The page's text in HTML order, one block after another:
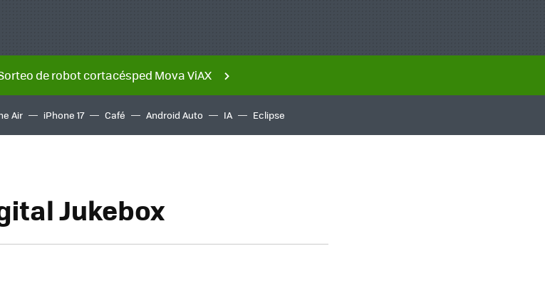
de robot cortacésped Mova ViAX
Air iPhone 17 Café Android Auto IA Eclipse
Jukebox